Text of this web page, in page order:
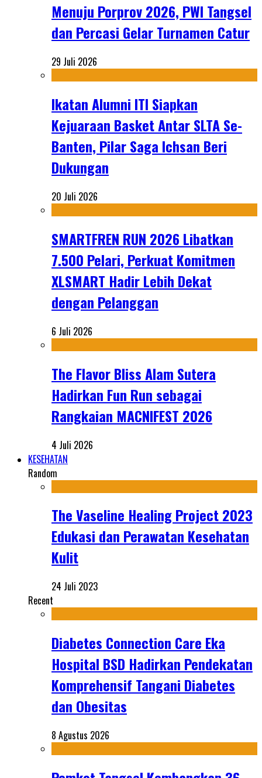
Menuju Porprov 2026, PWI Tangsel
dan Percasi Gelar Turnamen Catur
29 Juli 2026
Ikatan Alumni ITI Siapkan
Kejuaraan Basket Antar SLTA Se-
Banten, Pilar Saga Ichsan Beri
Dukungan
20 Juli 2026
SMARTFREN RUN 2026 Libatkan
7.500 Pelari, Perkuat Komitmen
XLSMART Hadir Lebih Dekat
dengan Pelanggan
6 Juli 2026
The Flavor Bliss Alam Sutera
Hadirkan Fun Run sebagai
Rangkaian MACNIFEST 2026
4 Juli 2026
KESEHATAN
Random
The Vaseline Healing Project 2023
Edukasi dan Perawatan Kesehatan
Kulit
24 Juli 2023
Recent
Diabetes Connection Care Eka
Hospital BSD Hadirkan Pendekatan
Komprehensif Tangani Diabetes
dan Obesitas
8 Agustus 2026